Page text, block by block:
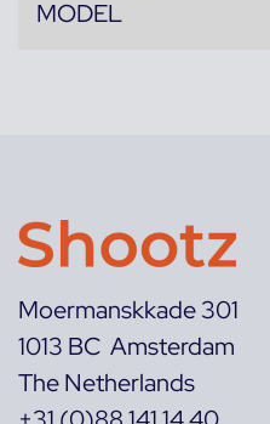
MODEL
Moermanskkade 301
1013 BC Amsterdam
The Netherlands